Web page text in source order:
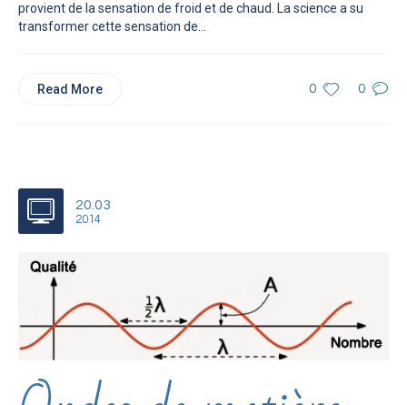
provient de la sensation de froid et de chaud. La science a su
transformer cette sensation de...
0 0
Read More
20.03
2014